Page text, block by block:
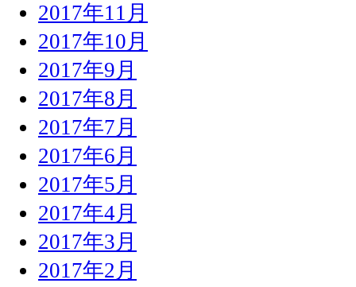
2017年11月
2017年10月
2017年9月
2017年8月
2017年7月
2017年6月
2017年5月
2017年4月
2017年3月
2017年2月